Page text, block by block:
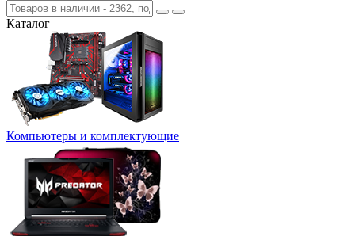
Каталог
Компьютеры и комплектующие